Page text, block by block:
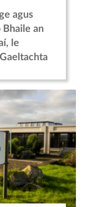
agus
an
le